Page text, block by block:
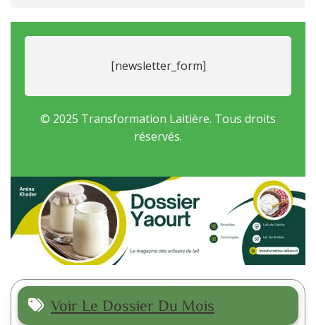
[newsletter_form]
© 2025 Transformation Laitière. Tous droits
réservés.
Voir Le Dossier Du Mois